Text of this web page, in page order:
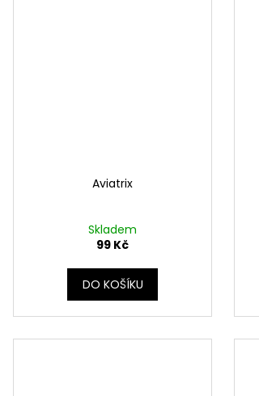
Aviatrix
Skladem
99 Kč
DO KOŠÍKU